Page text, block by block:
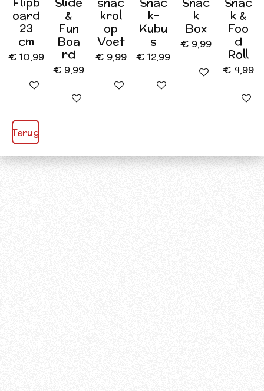
oard
23
cm
€ 10,99
In winkelwagen
&
Fun
Boa
rd
€ 9,99
Houd mij op de hoogte
krol
op
Voet
€ 9,99
In winkelwagen
k-
Kubu
s
€ 12,99
In winkelwagen
k
Box
€ 9,99
In winkelwagen
k &
Foo
d
Roll
€ 4,99
In
Terug